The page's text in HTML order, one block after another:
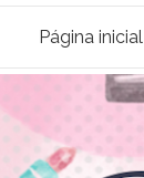
Página inicial